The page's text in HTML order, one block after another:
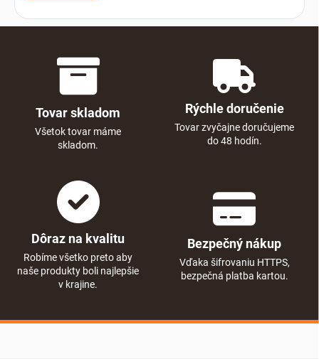
Tovar skladom
Všetok tovar máme
skladom.
Rýchle doručenie
Tovar zvyčajne doručujeme
do 48 hodín.
Dôraz na kvalitu
Robíme všetko preto aby
naše produkty boli najlepšie
v krajine.
Bezpečný nákup
Vďaka šifrovaniu HTTPS,
bezpečná platba kartou.